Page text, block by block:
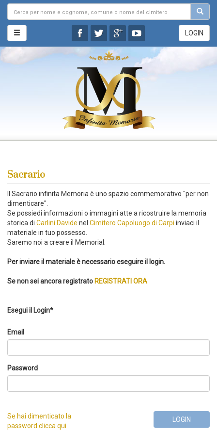
LOGIN
Sacrario
Il Sacrario infinita Memoria è uno spazio commemorativo "per non
dimenticare".
Se possiedi informazioni o immagini atte a ricostruire la memoria
storica di Carlini Davide nel Cimitero Capoluogo di Carpi inviaci il
materiale in tuo possesso.
Saremo noi a creare il Memorial.
Per inviare il materiale è necessario eseguire il login.
Se non sei ancora registrato REGISTRATI ORA
Esegui il Login*
Email
Password
Se hai dimenticato la
password clicca qui
LOGIN